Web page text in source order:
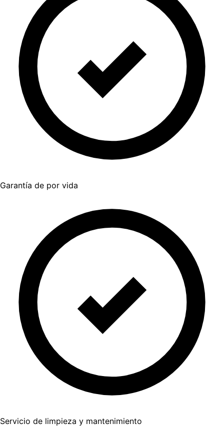
Garantía de por vida
Servicio de limpieza y mantenimiento